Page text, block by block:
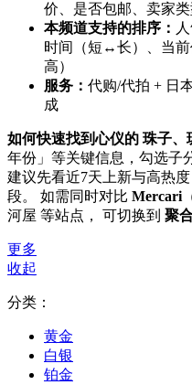
价、是否包邮、卖家
本频道支持的排序：
时间（短↔长）、当
高）
服务： 代购/代拍 + 日
成
如何快速找到心仪的 珠子、
年份」等关键信息，勾选子
建议先看近7天上新与高热
段。 如需同时对比 Mercari
河屋 等站点， 可切换到 聚
更多
收起
分类：
黄金
白银
铂金